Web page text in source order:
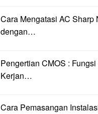
Cara Mengatasi AC Sharp
dengan…
Pengertian CMOS :
Kerjan…
Cara Pemasangan